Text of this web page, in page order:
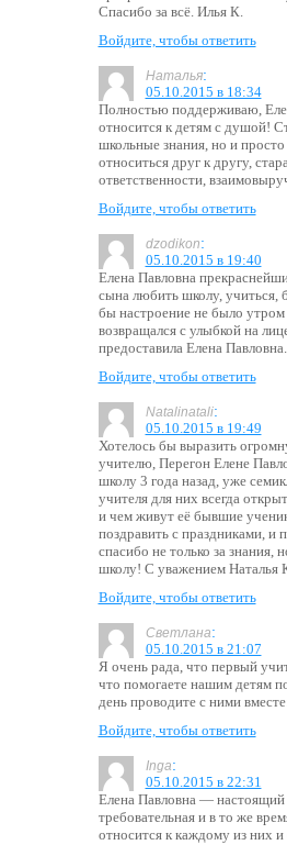
Спасибо за всё. Илья К.
Войдите, чтобы ответить
Наталья:
05.10.2015 в 18:34
Полностью поддерживаю,
относится к детям с душой!
школьные знания, но и
относиться друг к другу,
ответственности,
Войдите, чтобы ответить
dzodikon:
05.10.2015 в 19:40
Елена Павловна
сына любить школу, учиться,
бы настроение не было
возвращался с улыбкой на
предоставила Елена
Войдите, чтобы ответить
Natalinatali:
05.10.2015 в 19:49
Хотелось бы выразить
учителю, Перегон Елене
школу 3 года назад, уже
учителя для них всегда
и чем живут её бывшие
поздравить с праздниками,
спасибо не только за знания,
школу! С уважением Наталья
Войдите, чтобы ответить
Светлана:
05.10.2015 в 21:07
Я очень рада, что первый
что помогаете нашим детям
день проводите с ними
Войдите, чтобы ответить
Inga:
05.10.2015 в 22:31
Елена Павловна — настоящий
требовательная и в то же
относится к каждому из них